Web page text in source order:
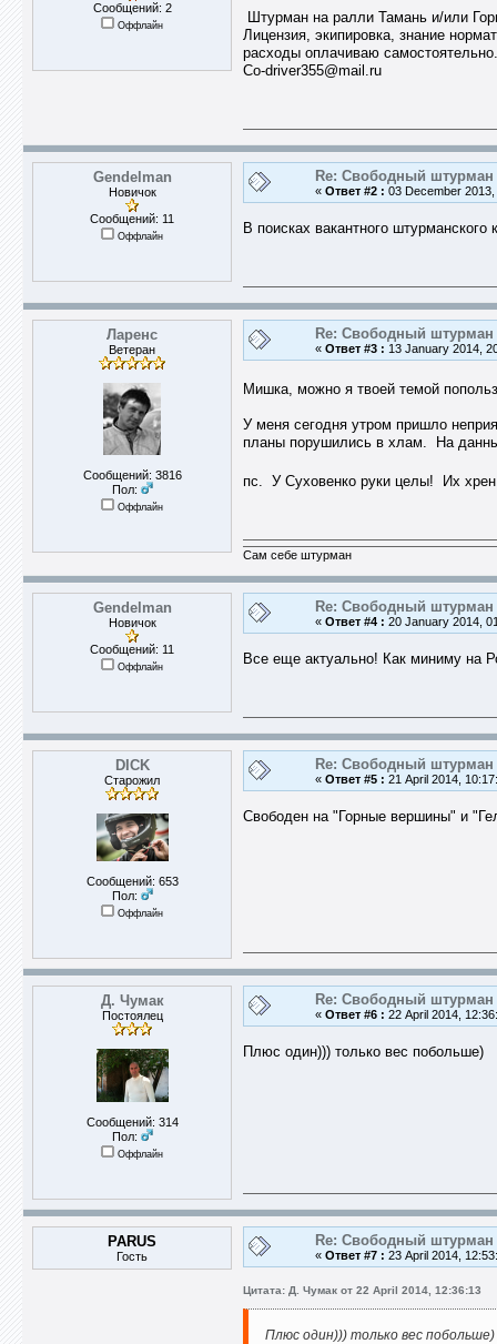
Сообщений: 2
Оффлайн
Штурман на ралли Тамань и/или
Лицензия, экипировка, знание
расходы оплачиваю
Co-driver35​5@mail.ru
Gendelman
Новичок
Сообщений: 11
Оффлайн
Re: Свободный штурман
« Ответ #2 : 03 December
В поисках вакантного
Ларенс
Ветеран
Сообщений: 3816
Пол:
Оффлайн
Re: Свободный штурман
« Ответ #3 : 13 January 2014,
Мишка, можно я твоей темой
У меня сегодня утром пришло
планы порушились в хлам. На
пс. У Суховенко руки целы! Их
Сам себе штурман
Gendelman
Новичок
Сообщений: 11
Оффлайн
Re: Свободный штурман
« Ответ #4 : 20 January 2014,
Все еще актуально! Как миниму на
DICK
Старожил
Сообщений: 653
Пол:
Оффлайн
Re: Свободный штурман
« Ответ #5 : 21 April 2014,
Свободен на "Горные вершины" и
Д. Чумак
Постоялец
Сообщений: 314
Пол:
Оффлайн
Re: Свободный штурман
« Ответ #6 : 22 April 2014,
Плюс один))) только вес побольше)
PARUS
Гость
Re: Свободный штурман
« Ответ #7 : 23 April 2014,
Цитата: Д. Чумак от 22 April 2014, 12:36:13
Плюс один))) только вес побольше)